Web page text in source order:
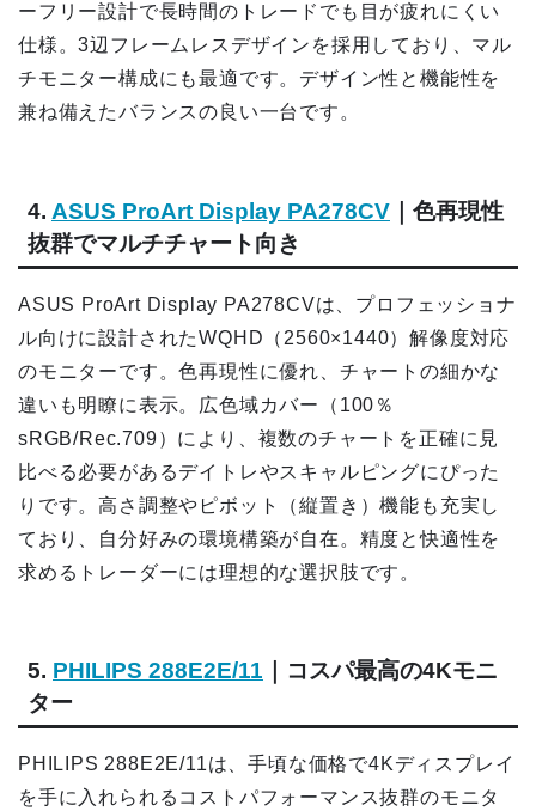
ーフリー設計で長時間のトレードでも目が疲れにくい
仕様。3辺フレームレスデザインを採用しており、マル
チモニター構成にも最適です。デザイン性と機能性を
兼ね備えたバランスの良い一台です。
4. ASUS ProArt Display PA278CV ｜色再現性
抜群でマルチチャート向き
ASUS ProArt Display PA278CVは、プロフェッショナ
ル向けに設計されたWQHD（2560×1440）解像度対応
のモニターです。色再現性に優れ、チャートの細かな
違いも明瞭に表示。広色域カバー（100％
sRGB/Rec.709）により、複数のチャートを正確に見
比べる必要があるデイトレやスキャルピングにぴった
りです。高さ調整やピボット（縦置き）機能も充実し
ており、自分好みの環境構築が自在。精度と快適性を
求めるトレーダーには理想的な選択肢です。
5. PHILIPS 288E2E/11 ｜コスパ最高の4Kモニ
ター
PHILIPS 288E2E/11は、手頃な価格で4Kディスプレイ
を手に入れられるコストパフォーマンス抜群のモニタ